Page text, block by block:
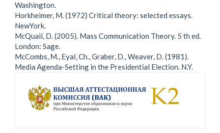
Washington.
Horkheimer, M. (1972) Critical theory: selected essays.
NewYork.
McQuail, D. (2005). Mass Communication Theory. 5 th ed.
London: Sage.
McCombs, M., Eyal, Ch., Graber, D., Weaver, D. (1981).
Media Agenda-Setting in the Presidential Election. N.Y.